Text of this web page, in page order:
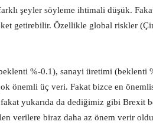
şeyler söyleme ihtimali düşük.
getirebilir. Özellikle global riskler
%-0.1), sanayi üretimi (beklenti
önemli üç veri. Fakat bizce en
yukarıda da dediğimiz gibi Brexit
verilere biraz daha az önem verir